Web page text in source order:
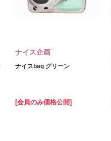
ナイス企画
ナイスbag グリーン
[会員のみ価格公開]